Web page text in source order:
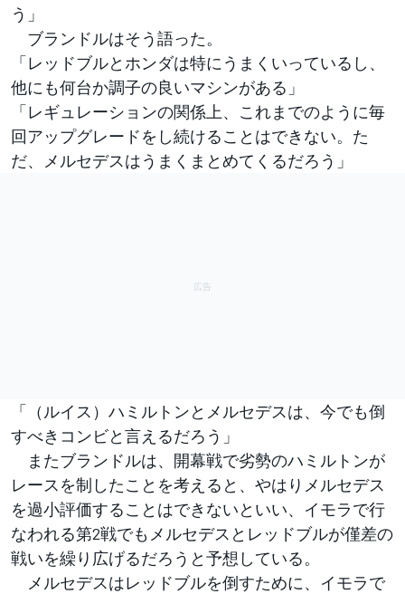
う」
ブランドルはそう語った。
「レッドブルとホンダは特にうまくいっているし、
他にも何台か調子の良いマシンがある」
「レギュレーションの関係上、これまでのように毎
回アップグレードをし続けることはできない。た
だ、メルセデスはうまくまとめてくるだろう」
「（ルイス）ハミルトンとメルセデスは、今でも倒
すべきコンビと言えるだろう」
またブランドルは、開幕戦で劣勢のハミルトンが
レースを制したことを考えると、やはりメルセデス
を過小評価することはできないといい、イモラで行
なわれる第2戦でもメルセデスとレッドブルが僅差の
戦いを繰り広げるだろうと予想している。
メルセデスはレッドブルを倒すために、イモラで